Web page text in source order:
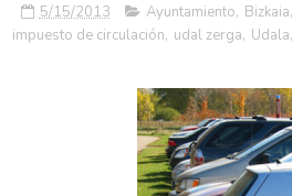
5/15/2013 Ayuntamiento, Bizkaia,
impuesto de circulación, udal zerga, Udala,